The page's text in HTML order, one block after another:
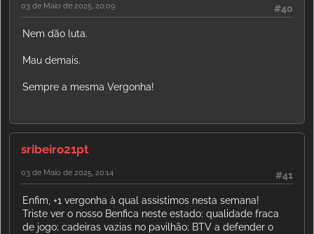
#40
03 de Maio de 2025, 20:09
Nem dão luta.
Mau demais.
Sempre a mesma Vergonha!
sribeiro21pt
#41
03 de Maio de 2025, 20:14
Enfim, +1 vergonha à qual assistimos nesta semana!
Triste ver o nosso Benfica neste estado: qualidade fraca
de jogo; cadeiras vazias no pavilhão; BTV a defender o